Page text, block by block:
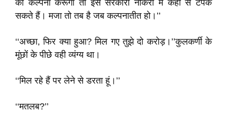
की कल्पना करूंगा तो इस सरकारी नौकरी में कहीं से टपक
सकते हैं। मजा तो तब है जब कल्पनातीत हो।’’
‘‘अच्छा, फिर क्या हुआ? मिल गए तुझे दो करोड़।’’कुलकर्णी के
मूंछों के पीछे वही व्यंग्य था।
‘‘मिल रहे हैं पर लेने से डरता हूं।’’
‘‘मतलब?’’